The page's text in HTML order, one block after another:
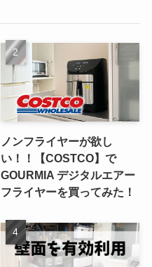
ノンフライヤーが欲し
い！！【COSTCO】で
GOURMIA デジタルエアー
フライヤーを買ってみた！